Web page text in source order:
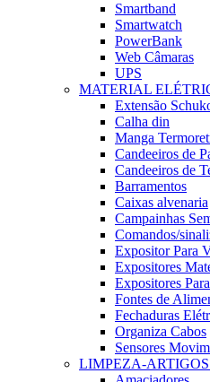
Smartband
Smartwatch
PowerBank
Web Câmaras
UPS
MATERIAL
Extensão
Calha din
Manga
Candeeiros de
Candeeiros de
Barramentos
Caixas alvenaria
Campainhas
Comandos/
Expositor Para
Expositores
Expositores
Fontes de
Fechaduras
Organiza Cabos
Sensores
LIMPEZA-